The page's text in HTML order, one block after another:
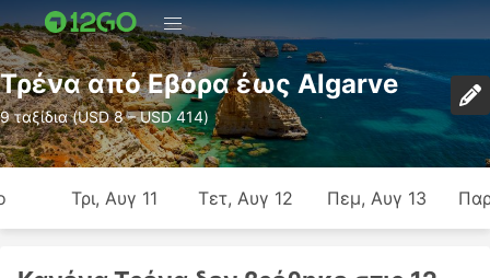
Τρένα από Εβόρα έως Algarve
9 ταξίδια (USD 8 – USD 414)
Τρι, Αυγ 11 Τετ, Αυγ 12 Πεμ, Αυγ 13